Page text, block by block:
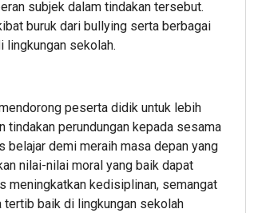
subjek dalam tindakan tersebut.
buruk dari bullying serta berbagai
lingkungan sekolah.
peserta didik untuk lebih
perundungan kepada sesama
belajar demi meraih masa depan yang
nilai-nilai moral yang baik dapat
meningkatkan kedisiplinan, semangat
tertib baik di lingkungan sekolah